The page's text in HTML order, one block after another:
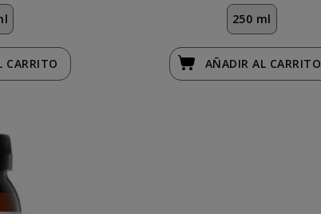
CARRITO
250 ml
AÑADIRAL CARRITO